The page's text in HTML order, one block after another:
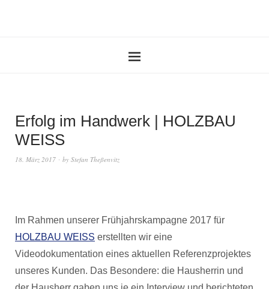
Erfolg im Handwerk | HOLZBAU
WEISS
18. März 2017 by Stefan Theßenvitz
Im Rahmen unserer Frühjahrskampagne 2017 für
HOLZBAU WEISS erstellten wir eine
Videodokumentation eines aktuellen Referenzprojektes
unseres Kunden. Das Besondere: die Hausherrin und